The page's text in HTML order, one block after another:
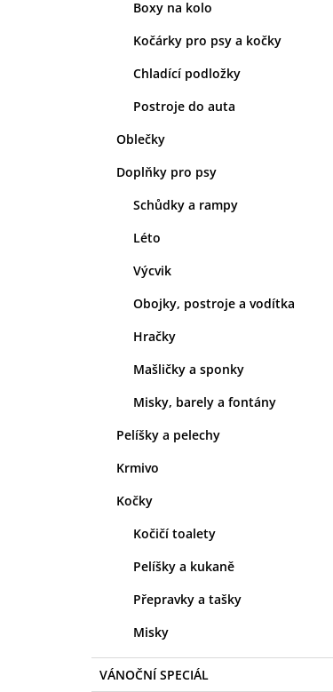
Boxy na kolo
Kočárky pro psy a kočky
Chladící podložky
Postroje do auta
Oblečky
Doplňky pro psy
Schůdky a rampy
Léto
Výcvik
Obojky, postroje a vodítka
Hračky
Mašličky a sponky
Misky, barely a fontány
Pelíšky a pelechy
Krmivo
Kočky
Kočičí toalety
Pelíšky a kukaně
Přepravky a tašky
Misky
VÁNOČNÍ SPECIÁL